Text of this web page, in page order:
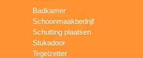
Badkamer
Schoonmaakbedrijf
Schutting plaatsen
Stukadoor
Tegelzetter